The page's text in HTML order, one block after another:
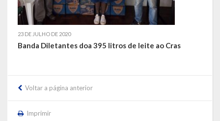
Conselhos Municipais
Regulamentos
Editais
Concursos
Termos de Compromisso
23 DE JULHO DE 2020
Banda Diletantes doa 395 litros de leite ao Cras
Voltar a página anterior
Imprimir